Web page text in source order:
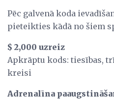
Pēc galvenā koda
pieteikties kādā no šiem
$ 2,000 uzreiz
Apkrāptu kods: tiesības,
kreisi
Adrenalīna